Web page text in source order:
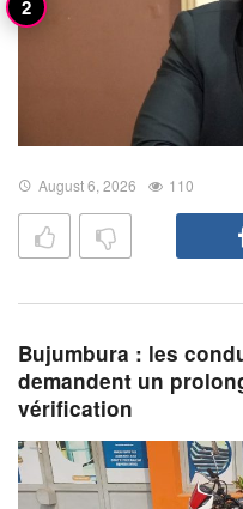
August 6, 2026 110
Bujumbura : les
demandent un
vérification